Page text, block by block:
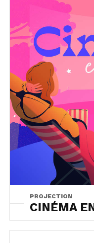
PROJECTION
CINÉMA